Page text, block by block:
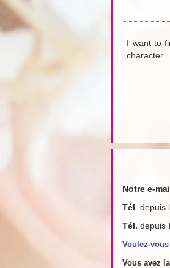
I want to
character.
Notre e-
Tél . depuis
Tél. depuis
Voulez-
Vous avez